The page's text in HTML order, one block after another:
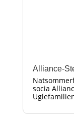
Alliance-
socia